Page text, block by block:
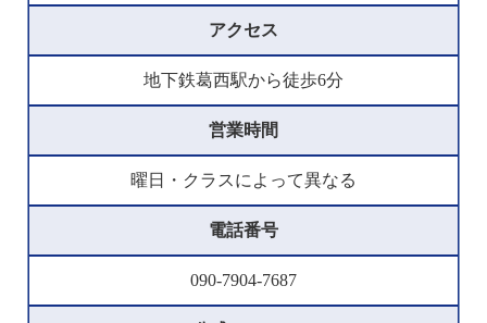
アクセス
地下鉄葛西駅から徒歩6分
営業時間
曜日・クラスによって異なる
電話番号
090-7904-7687